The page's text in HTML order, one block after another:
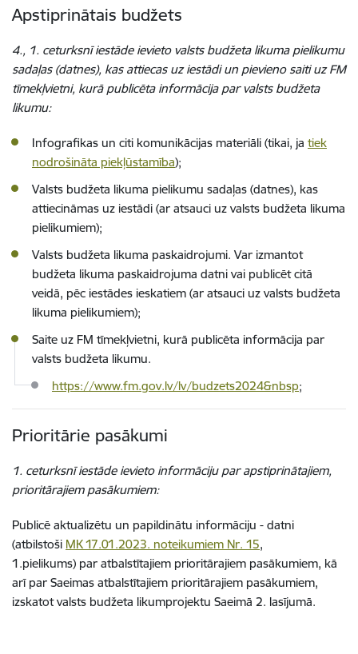
Apstiprinātais budžets
4., 1. ceturksnī iestāde ievieto valsts budžeta likuma pielikumu
sadaļas (datnes), kas attiecas uz iestādi un pievieno saiti uz FM
tīmekļvietni, kurā publicēta informācija par valsts budžeta
likumu:
Infografikas un citi komunikācijas materiāli (tikai, ja tiek
nodrošināta piekļūstamība);
Valsts budžeta likuma pielikumu sadaļas (datnes), kas
attiecināmas uz iestādi (ar atsauci uz valsts budžeta likuma
pielikumiem);
Valsts budžeta likuma paskaidrojumi. Var izmantot
budžeta likuma paskaidrojuma datni vai publicēt citā
veidā, pēc iestādes ieskatiem (ar atsauci uz valsts budžeta
likuma pielikumiem);
Saite uz FM tīmekļvietni, kurā publicēta informācija par
valsts budžeta likumu.
https://www.fm.gov.lv/lv/budzets2024&nbsp;
Prioritārie pasākumi
1. ceturksnī iestāde ievieto informāciju par apstiprinātajiem,
prioritārajiem pasākumiem:
Publicē aktualizētu un papildinātu informāciju - datni
(atbilstoši MK 17.01.2023. noteikumiem Nr. 15,
1.pielikums) par atbalstītajiem prioritārajiem pasākumiem, kā
arī par Saeimas atbalstītajiem prioritārajiem pasākumiem,
izskatot valsts budžeta likumprojektu Saeimā 2. lasījumā.